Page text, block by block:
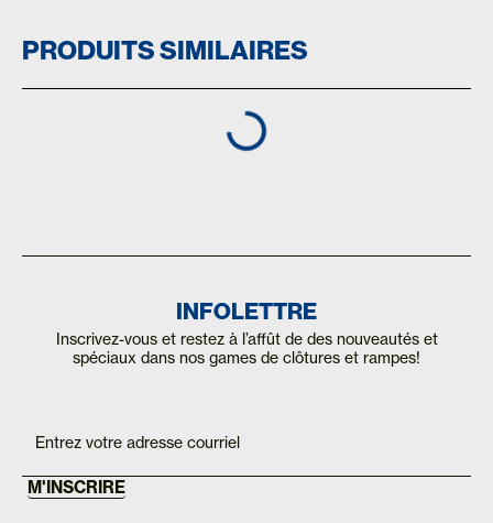
PRODUITS SIMILAIRES
INFOLETTRE
Inscrivez-vous et restez à l’affût de des nouveautés et
spéciaux dans nos games de clôtures et rampes!
Mailchimp
are
human,
this
field
M'INSCRIRE